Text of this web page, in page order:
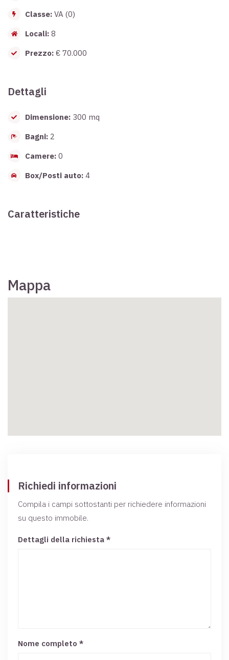
Classe: VA (0)
Locali: 8
Prezzo: € 70.000
Dettagli
Dimensione: 300 mq
Bagni: 2
Camere: 0
Box/Posti auto: 4
Caratteristiche
Mappa
Richiedi informazioni
Compila i campi sottostanti per richiedere informazioni
su questo immobile.
Dettagli della richiesta *
Nome completo *